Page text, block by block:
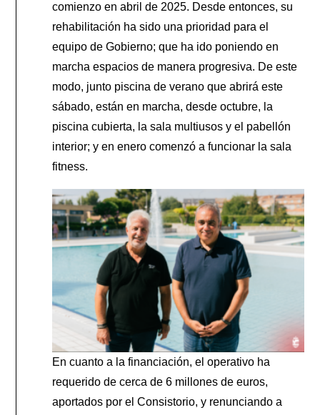
comienzo en abril de 2025. Desde entonces, su
rehabilitación ha sido una prioridad para el
equipo de Gobierno; que ha ido poniendo en
marcha espacios de manera progresiva. De este
modo, junto piscina de verano que abrirá este
sábado, están en marcha, desde octubre, la
piscina cubierta, la sala multiusos y el pabellón
interior; y en enero comenzó a funcionar la sala
fitness.
En cuanto a la financiación, el operativo ha
requerido de cerca de 6 millones de euros,
aportados por el Consistorio, y renunciando a